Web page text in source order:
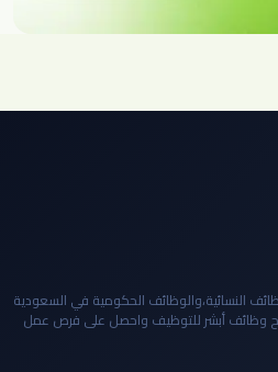
النسائية،والوظائف الحكومية في السعودية
وظائف أبشر للتوظيف واحصل على فرص عمل